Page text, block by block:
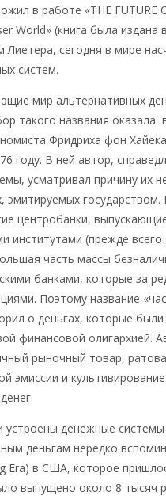
в работе «THE FUTURE
World» (книга была издана
Лиетера, сегодня в мире
систем.
мир альтернативных
такого названия оказала
Фридриха фон
году. В ней автор,
усматривал причину их
эмитируемых
центробанки,
институтами (прежде
часть массы
банками, которые за
Поэтому название
о деньгах, которые
финансовой олигархией.
рыночный товар,
эмиссии и
денежные системы
деньгам нередко
Era) в США, которое
выпущено около 8 тысяч